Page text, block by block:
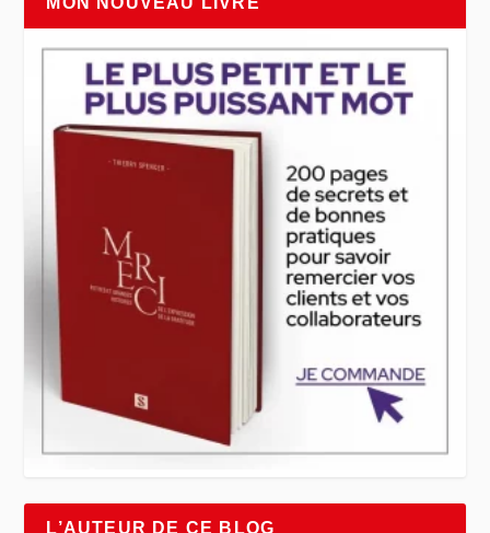
L’AUTEUR DE CE BLOG